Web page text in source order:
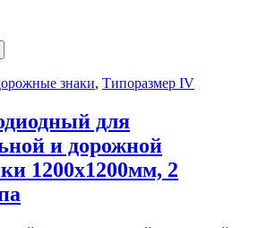
знаки, Типоразмер IV
для
и дорожной
1200х1200мм, 2